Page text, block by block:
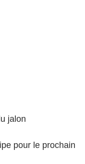
jalon
pour le prochain